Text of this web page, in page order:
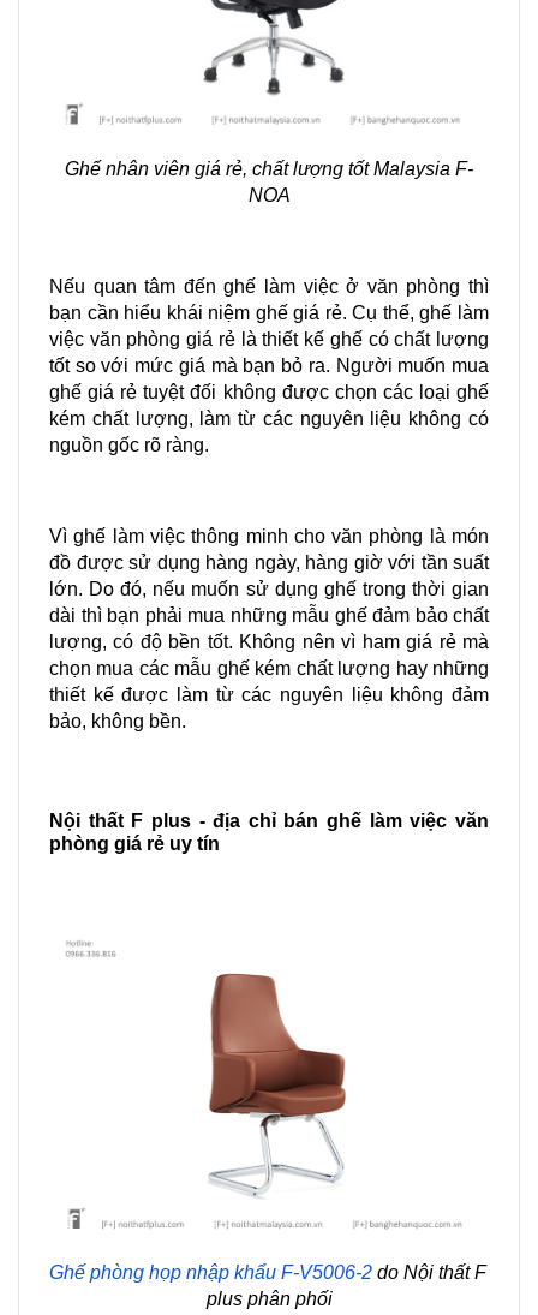
Ghế nhân viên giá rẻ, chất lượng tốt Malaysia F-
NOA
Nếu quan tâm đến ghế làm việc ở văn phòng thì
bạn cần hiểu khái niệm ghế giá rẻ. Cụ thể, ghế làm
việc văn phòng giá rẻ là thiết kế ghế có chất lượng
tốt so với mức giá mà bạn bỏ ra. Người muốn mua
ghế giá rẻ tuyệt đối không được chọn các loại ghế
kém chất lượng, làm từ các nguyên liệu không có
nguồn gốc rõ ràng.
Vì ghế làm việc thông minh cho văn phòng là món
đồ được sử dụng hàng ngày, hàng giờ với tần suất
lớn. Do đó, nếu muốn sử dụng ghế trong thời gian
dài thì bạn phải mua những mẫu ghế đảm bảo chất
lượng, có độ bền tốt. Không nên vì ham giá rẻ mà
chọn mua các mẫu ghế kém chất lượng hay những
thiết kế được làm từ các nguyên liệu không đảm
bảo, không bền.
Nội thất F plus - địa chỉ bán ghế làm việc văn
phòng giá rẻ uy tín
Ghế phòng họp nhập khẩu F-V5006-2 do Nội thất F
plus phân phối